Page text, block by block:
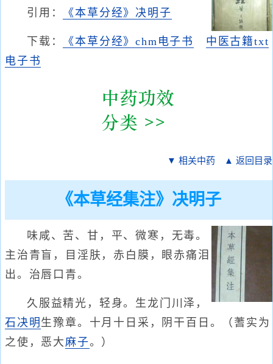
引用： 《本草分经》决明子
下载： 《本草分经》chm电子书
中医古籍txt
电子书
▼ 相关中药 ▲ 返回目录
《本草经集注》决明子
味咸、苦、甘，平、微寒，无毒。
主治青盲，目淫肤，赤白膜，眼赤痛泪
出。治唇口青。
久服益精光，轻身。生龙门川泽，
石决明 生豫章。十月十日采，阴干百日。（蓍实为
之使，恶大麻子。）